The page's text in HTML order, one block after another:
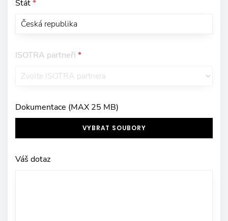
Stát*
ISOTRA partneři *
Dokumentace (MAX 25 MB)
VYBRAT SOUBORY
Váš dotaz